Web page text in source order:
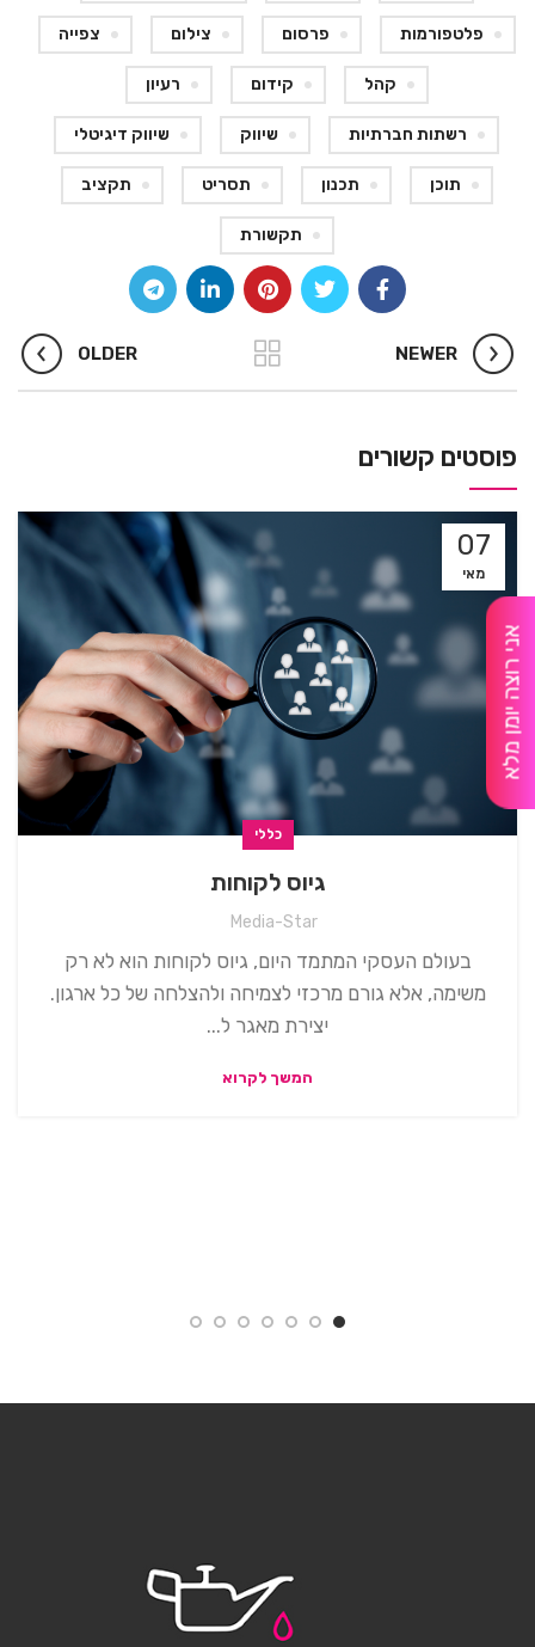
פלטפורמות פרסום צילום צפייה
קהל קידום רעיון
רשתות חברתיות שיווק שיווק דיגיטלי
תוכן תכנון תסריט תקציב
תקשורת
NEWER
OLDER
פוסטים קשורים
07
מאי
כללי
⁠גיוס לקוחות
Media-Star
בעולם העסקי המתמד היום, גיוס לקוחות הוא לא רק
משימה, אלא גורם מרכזי לצמיחה ולהצלחה של כל ארגון.
יצירת מאגר ל...
המשך לקרוא
אני רוצה יומן מלא